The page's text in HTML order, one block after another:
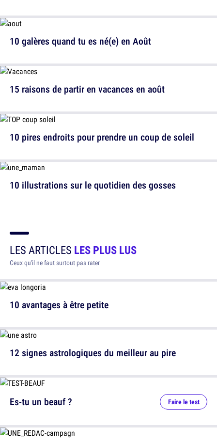
10 galères quand tu es né(e) en Août
10 pires endroits pour prendre un coup de soleil
15 raisons de partir en vacances en août
10 illustrations sur le quotidien des gosses
LES ARTICLES LES PLUS LUS
Ceux qu'il ne faut surtout pas rater
10 avantages à être petite
12 signes astrologiques du meilleur au pire
Es-tu un beauf ? Faire le test